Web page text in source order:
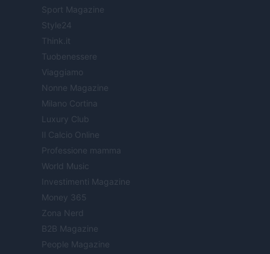
Sport Magazine
Style24
Think.it
Tuobenessere
Viaggiamo
Nonne Magazine
Milano Cortina
Luxury Club
Il Calcio Online
Professione mamma
World Music
Investimenti Magazine
Money 365
Zona Nerd
B2B Magazine
People Magazine